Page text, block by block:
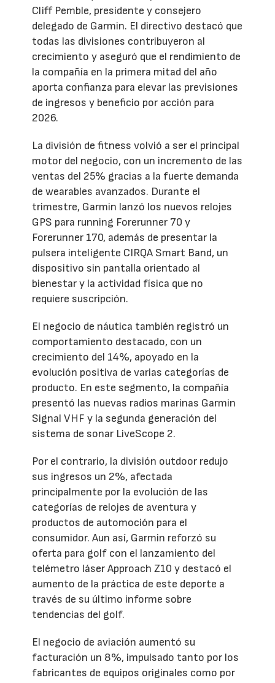
Cliff Pemble, presidente y consejero
delegado de Garmin. El directivo destacó que
todas las divisiones contribuyeron al
crecimiento y aseguró que el rendimiento de
la compañía en la primera mitad del año
aporta confianza para elevar las previsiones
de ingresos y beneficio por acción para
2026.
La división de fitness volvió a ser el principal
motor del negocio, con un incremento de las
ventas del 25% gracias a la fuerte demanda
de wearables avanzados. Durante el
trimestre, Garmin lanzó los nuevos relojes
GPS para running Forerunner 70 y
Forerunner 170, además de presentar la
pulsera inteligente CIRQA Smart Band, un
dispositivo sin pantalla orientado al
bienestar y la actividad física que no
requiere suscripción.
El negocio de náutica también registró un
comportamiento destacado, con un
crecimiento del 14%, apoyado en la
evolución positiva de varias categorías de
producto. En este segmento, la compañía
presentó las nuevas radios marinas Garmin
Signal VHF y la segunda generación del
sistema de sonar LiveScope 2.
Por el contrario, la división outdoor redujo
sus ingresos un 2%, afectada
principalmente por la evolución de las
categorías de relojes de aventura y
productos de automoción para el
consumidor. Aun así, Garmin reforzó su
oferta para golf con el lanzamiento del
telémetro láser Approach Z10 y destacó el
aumento de la práctica de este deporte a
través de su último informe sobre
tendencias del golf.
El negocio de aviación aumentó su
facturación un 8%, impulsado tanto por los
fabricantes de equipos originales como por